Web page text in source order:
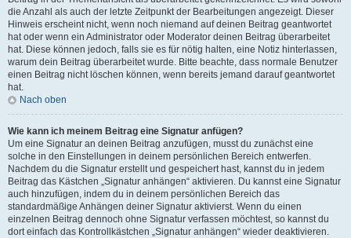
die Anzahl als auch der letzte Zeitpunkt der Bearbeitungen angezeigt. Dieser
Hinweis erscheint nicht, wenn noch niemand auf deinen Beitrag geantwortet
hat oder wenn ein Administrator oder Moderator deinen Beitrag überarbeitet
hat. Diese können jedoch, falls sie es für nötig halten, eine Notiz hinterlassen,
warum dein Beitrag überarbeitet wurde. Bitte beachte, dass normale Benutzer
einen Beitrag nicht löschen können, wenn bereits jemand darauf geantwortet
hat.
Nach oben
Wie kann ich meinem Beitrag eine Signatur anfügen?
Um eine Signatur an deinen Beitrag anzufügen, musst du zunächst eine
solche in den Einstellungen in deinem persönlichen Bereich entwerfen.
Nachdem du die Signatur erstellt und gespeichert hast, kannst du in jedem
Beitrag das Kästchen „Signatur anhängen“ aktivieren. Du kannst eine Signatur
auch hinzufügen, indem du in deinem persönlichen Bereich das
standardmäßige Anhängen deiner Signatur aktivierst. Wenn du einen
einzelnen Beitrag dennoch ohne Signatur verfassen möchtest, so kannst du
dort einfach das Kontrollkästchen „Signatur anhängen“ wieder deaktivieren.